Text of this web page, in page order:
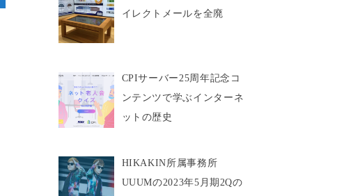
イレクトメールを全廃
CPIサーバー25周年記念コ
ンテンツで学ぶインターネ
ットの歴史
HIKAKIN所属事務所
UUUMの2023年5月期2Qの